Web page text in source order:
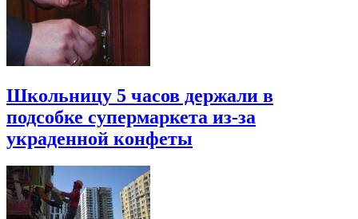
Школьницу 5 часов держали в
подсобке супермаркета из-за
украденной конфеты